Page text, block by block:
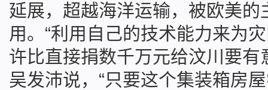
延展，超越海洋运输，被欧美
用。“利用自己的技术能力来为
许比直接捐数千万元给汶川要有
吴发沛说，“只要这个集装箱房